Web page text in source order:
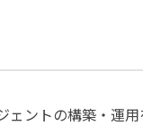
ェントの構築・運